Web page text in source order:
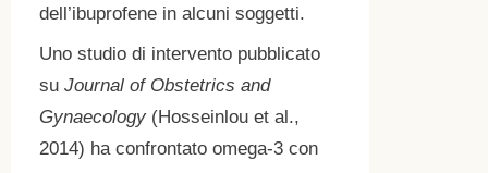
dell’ibuprofene in alcuni soggetti.
Uno studio di intervento pubblicato
su Journal of Obstetrics and
Gynaecology (Hosseinlou et al.,
2014) ha confrontato omega-3 con